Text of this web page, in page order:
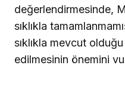
değerlendirmesinde,
sıklıkla
sıklıkla mevcut
edilmesinin önemini